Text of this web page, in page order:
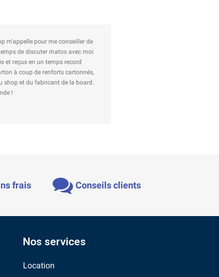
pour me conseiller de
discuter matos avec moi
en un temps record
de renforts cartonnés,
du fabricant de la board.
frais Conseils clients
Nos services
Location